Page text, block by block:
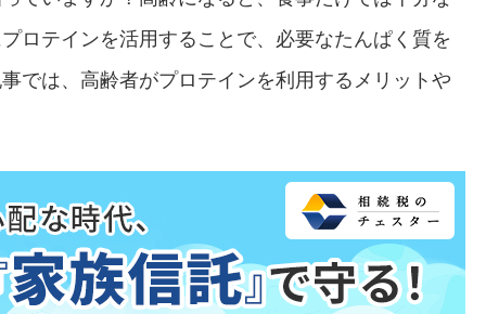
ロテインを活用することで、必要なたんぱく質を
では、高齢者がプロテインを利用するメリットや